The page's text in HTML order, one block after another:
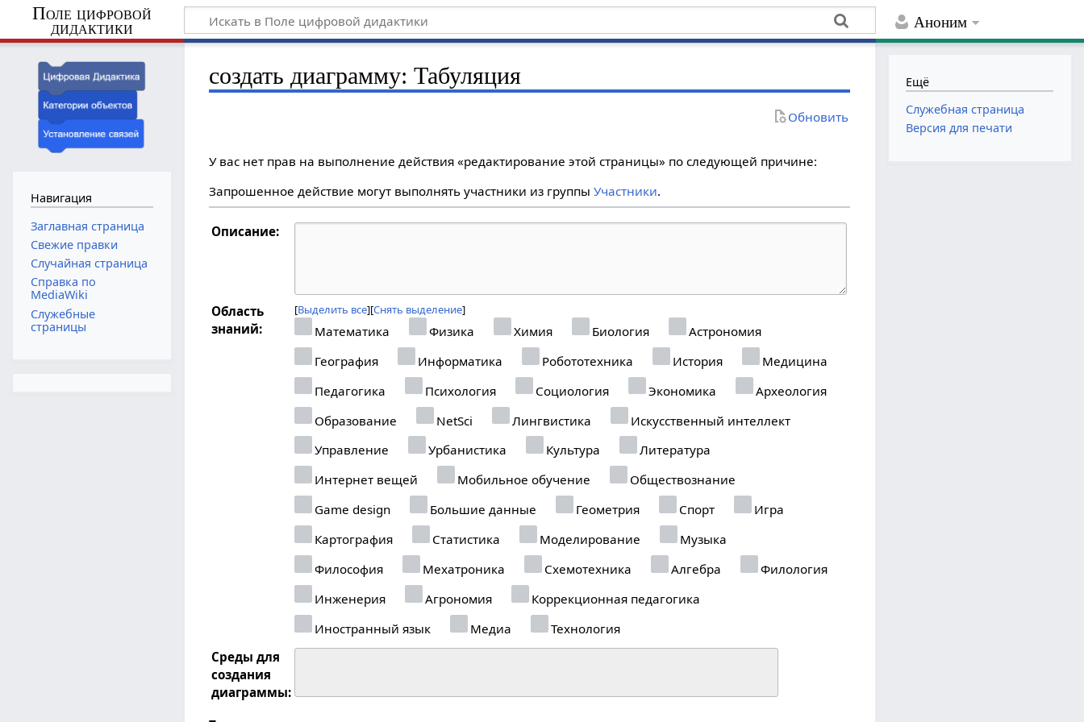
Аноним
Поле цифровой
дидактики
создать диаграмму: Табуляция
Обновить
У вас нет прав на выполнение действия «редактирование этой страницы» по следующей причине:
Запрошенное действие могут выполнять участники из группыУчастники.
Описание:
Область
знаний:
Выделить все Снять выделение
Математика Физика Химия Биология
Астрономия
География
Информатика Робототехника История
Медицина
Педагогика
Психология Социология Экономика
Археология
Образование
NetSci Лингвистика
Искусственный интеллект
Управление
Урбанистика Культура
Литература
Интернет вещей
Мобильное обучение
Обществознание
Game design
Большие данные Геометрия Спорт
Игра
Картография
Статистика Моделирование
Музыка
Философия
Мехатроника Схемотехника Алгебра
Филология
Инженерия
Агрономия
Коррекционная педагогика
Иностранный язык
Медиа
Технология
Среды для
создания
диаграммы:
Навигация
Заглавная страница
Свежие правки
Случайная страница
Справка по
MediaWiki
Служебные
страницы
Ещё
Служебная страница
Версия для печати